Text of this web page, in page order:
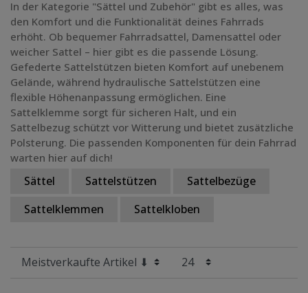
In der Kategorie "Sättel und Zubehör" gibt es alles, was
den Komfort und die Funktionalität deines Fahrrads
erhöht. Ob bequemer Fahrradsattel, Damensattel oder
weicher Sattel – hier gibt es die passende Lösung.
Gefederte Sattelstützen bieten Komfort auf unebenem
Gelände, während hydraulische Sattelstützen eine
flexible Höhenanpassung ermöglichen. Eine
Sattelklemme sorgt für sicheren Halt, und ein
Sattelbezug schützt vor Witterung und bietet zusätzliche
Polsterung. Die passenden Komponenten für dein Fahrrad
warten hier auf dich!
Sättel Sattelstützen
Sattelbezüge
Sattelklemmen
Sattelkloben